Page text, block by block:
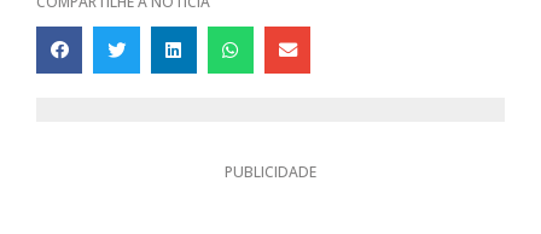
PUBLICIDADE